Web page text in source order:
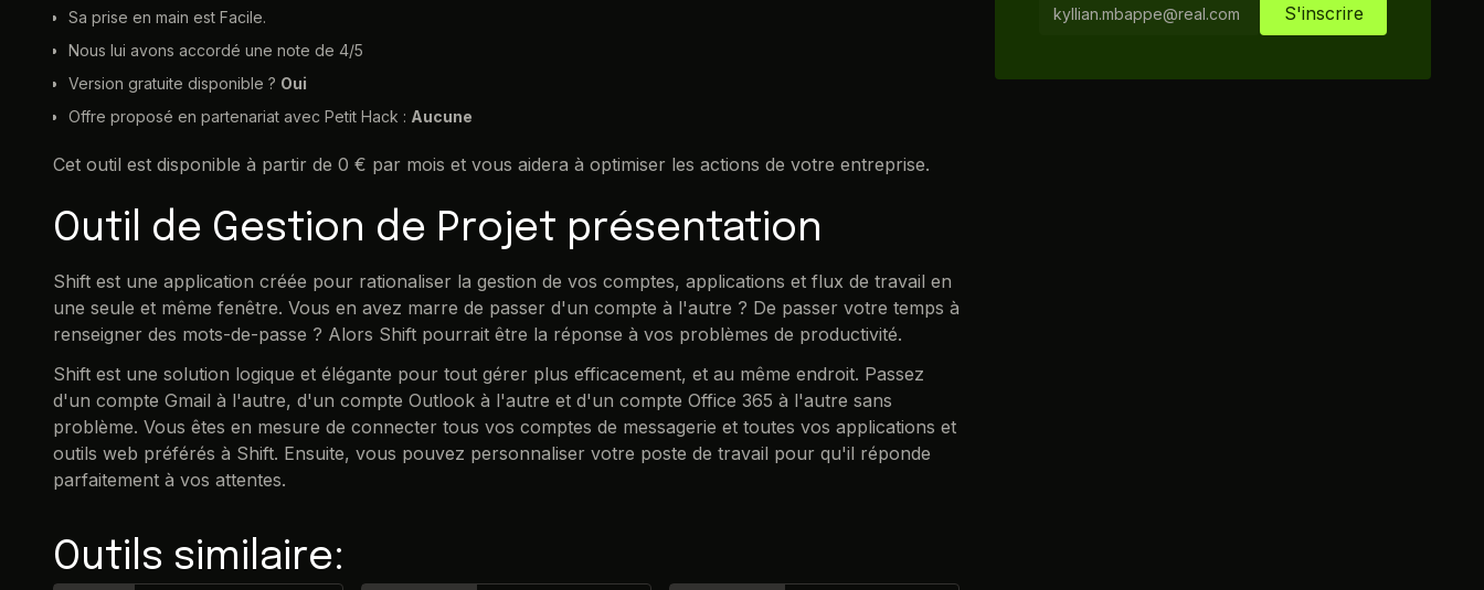
Sa prise en main est Facile.
Nous lui avons accordé une note de 4/5
Version gratuite disponible ? Oui
Offre proposé en partenariat avec Petit Hack : Aucune
Cet outil est disponible à partir de 0 € par mois et vous aidera à optimiser les actions de votre entreprise.
Outil de Gestion de Projet présentation
Shift est une application créée pour rationaliser la gestion de vos comptes, applications et flux de travail en
une seule et même fenêtre. Vous en avez marre de passer d'un compte à l'autre ? De passer votre temps à
renseigner des mots-de-passe ? Alors Shift pourrait être la réponse à vos problèmes de productivité.
Shift est une solution logique et élégante pour tout gérer plus efficacement, et au même endroit. Passez
d'un compte Gmail à l'autre, d'un compte Outlook à l'autre et d'un compte Office 365 à l'autre sans
problème. Vous êtes en mesure de connecter tous vos comptes de messagerie et toutes vos applications et
outils web préférés à Shift. Ensuite, vous pouvez personnaliser votre poste de travail pour qu'il réponde
parfaitement à vos attentes.
Outils similaire: